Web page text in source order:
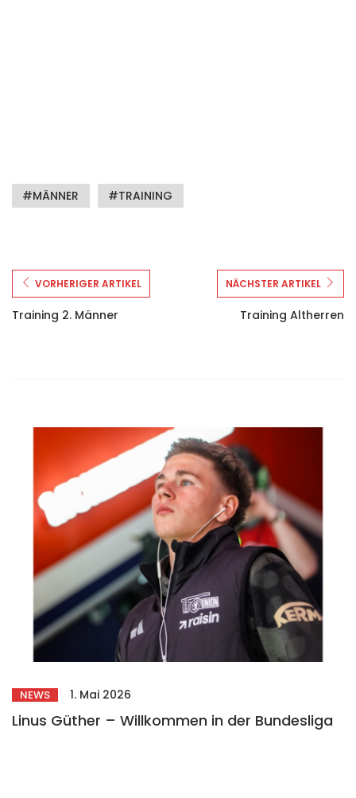
MÄNNER TRAINING
VORHERIGER ARTIKEL
Training 2. Männer
NÄCHSTER ARTIKEL
Training Altherren
NEWS 1. Mai 2026
Linus Güther – Willkommen in der Bundesliga